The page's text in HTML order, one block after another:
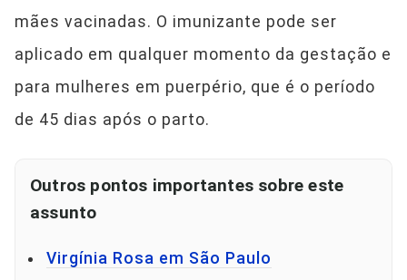
mães vacinadas. O imunizante pode ser
aplicado em qualquer momento da gestação e
para mulheres em puerpério, que é o período
de 45 dias após o parto.
Outros pontos importantes sobre este
assunto
Virgínia Rosa em São Paulo